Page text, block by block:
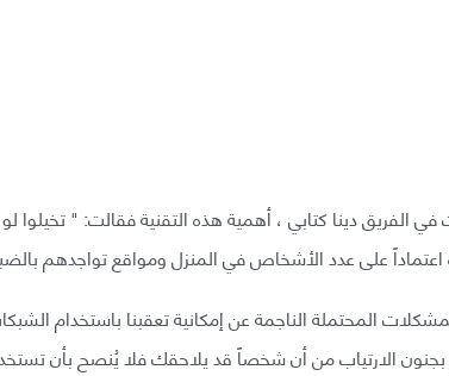
الفريق دينا كتابي ، أهمية هذه التقنية فقالت: " تخيلوا لو
اعتماداً على عدد الأشخاص في المنزل ومواقع تواجدهم
المحتملة الناجمة عن إمكانية تعقبنا باستخدام
الارتياب من أن شخصاً قد يلاحقك فلا يُنصح بأن